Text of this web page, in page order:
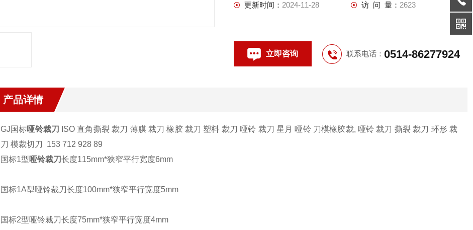
更新时间： 2024-11-28 访 问 量： 2623
立即咨询 联系电话： 0514-86277924
产品详情
GJ国标哑铃裁刀
ISO 直角撕裂 裁刀 薄膜 裁刀 橡胶 裁刀 塑料 裁刀 哑铃 裁刀 星月 哑铃 刀模橡胶裁, 哑铃 裁刀 撕裂 裁刀 环形 裁
刀 模裁切刀 153 712 928 89
国标1型哑铃裁刀长度115mm*狭窄平行宽度6mm
国标1A型哑铃裁刀长度100mm*狭窄平行宽度5mm
国标2型哑铃裁刀长度75mm*狭窄平行宽度4mm